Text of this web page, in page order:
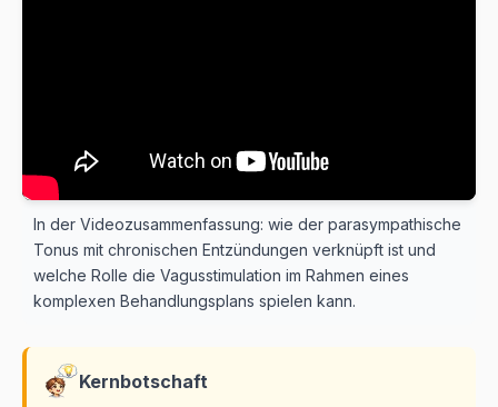
In der Videozusammenfassung: wie der parasympathische
Tonus mit chronischen Entzündungen verknüpft ist und
welche Rolle die Vagusstimulation im Rahmen eines
komplexen Behandlungsplans spielen kann.
Kernbotschaft